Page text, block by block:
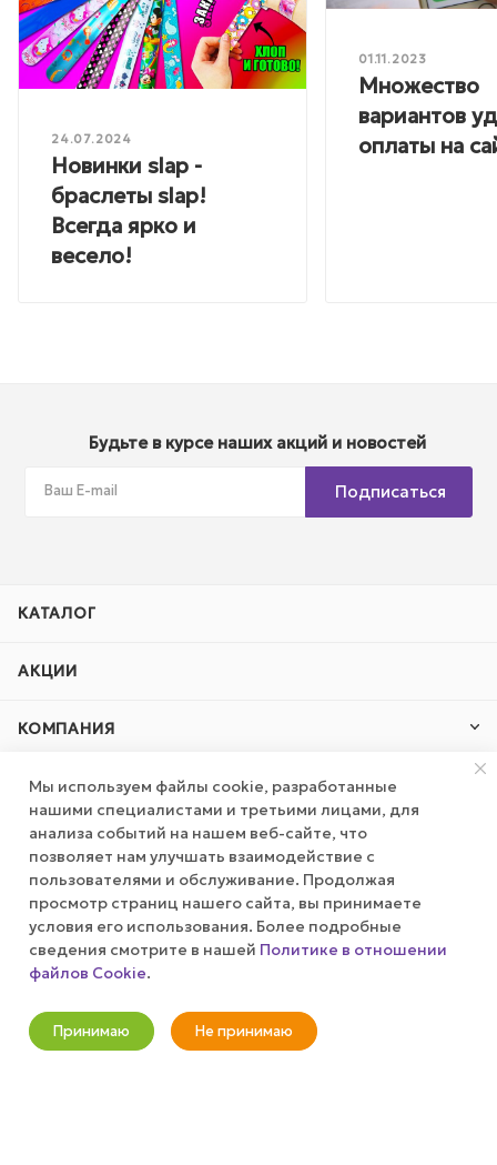
24.07.2024
Новинки slap -
браслеты slap!
Всегда ярко и
весело!
01.11.2023
Множество
вариантов
оплаты на
Будьте в курсе наших акций и новостей
Подписаться
КАТАЛОГ
АКЦИИ
КОМПАНИЯ
ПУБЛИЧНАЯ ОФЕРТА
КАК СДЕЛАТЬ ЗАКАЗ?
+7 (800) 100-37-51
метро "Водный стадион" 5 минут
пешком 125493, г. Москва, ул.
Мы используем файлы cookie, разработанные
нашими специалистами и третьими лицами, для
анализа событий на нашем веб-сайте, что
позволяет нам улучшать взаимодействие с
пользователями и обслуживание. Продолжая
просмотр страниц нашего сайта, вы принимаете
условия его использования. Более подробные
сведения смотрите в нашей Политике в отношении
файлов Cookie.
Принимаю Не принимаю